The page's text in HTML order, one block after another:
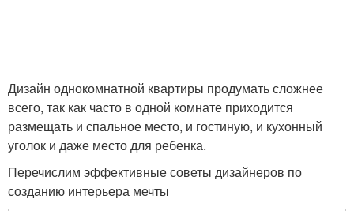
Дизайн однокомнатной квартиры продумать сложнее
всего, так как часто в одной комнате приходится
размещать и спальное место, и гостиную, и кухонный
уголок и даже место для ребенка.
Перечислим эффективные советы дизайнеров по
созданию интерьера мечты